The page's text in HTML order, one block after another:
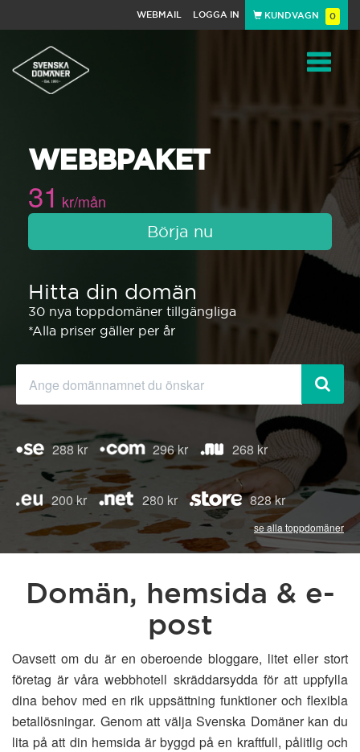
WEBMAIL LOGGA IN KUNDVAGN 0
Toggle
WEBBPAKET
31 kr/mån
Börja nu
Hitta din domän
30 nya toppdomäner tillgängliga
*Alla priser gäller per år
288 kr 296 kr 268 kr
200 kr 280 kr 828 kr
se alla toppdomäner
Domän, hemsida & e-
post
Oavsett om du är en oberoende bloggare, litet eller stort
företag är våra webbhotell skräddarsydda för att uppfylla
dina behov med en rik uppsättning funktioner och flexibla
betallösningar. Genom att välja Svenska Domäner kan du
lita på att din hemsida är byggd på en kraftfull, pålitlig och